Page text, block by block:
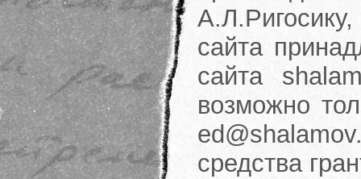
сайта
сайта
возможно
средства